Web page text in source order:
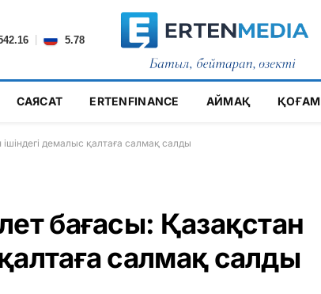
5.78
САЯСАТ ERTENFINANCE АЙМАҚ ҚОҒАМ
демалыс қалтаға салмақ салды
бағасы: Қазақстан
салмақ салды